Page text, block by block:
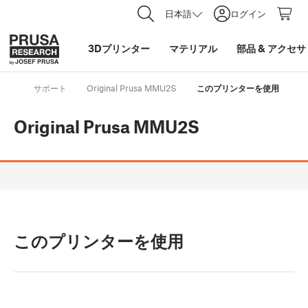
日本語 ログイン
3Dプリンター マテリアル 部品& アクセ
サポート Original Prusa MMU2S このプリンターを使用
Original Prusa MMU2S
このプリンターを使用